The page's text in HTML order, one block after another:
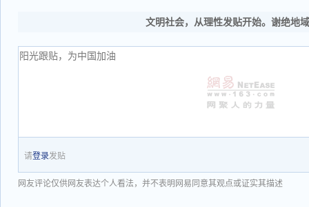
文明社会，从理性发贴开始。谢绝地
请登录发贴
网友评论仅供网友表达个人看法，并不表明网易同意其观点或证实其描述